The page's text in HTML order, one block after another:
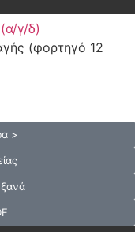
γ/δ)
(φορτηγό 12
>